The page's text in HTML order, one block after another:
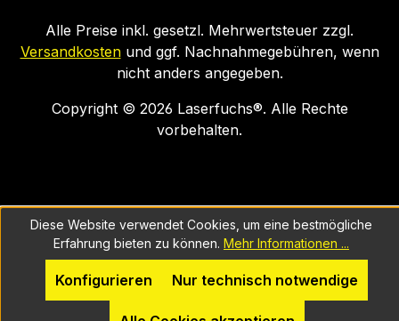
Alle Preise inkl. gesetzl. Mehrwertsteuer zzgl.
Versandkostenund ggf. Nachnahmegebühren, wenn
nicht anders angegeben.
Copyright © 2026 Laserfuchs®. Alle Rechte
vorbehalten.
Diese Website verwendet Cookies, um eine bestmögliche
Erfahrung bieten zu können. Mehr Informationen ...
Nur technisch notwendige
Konfigurieren